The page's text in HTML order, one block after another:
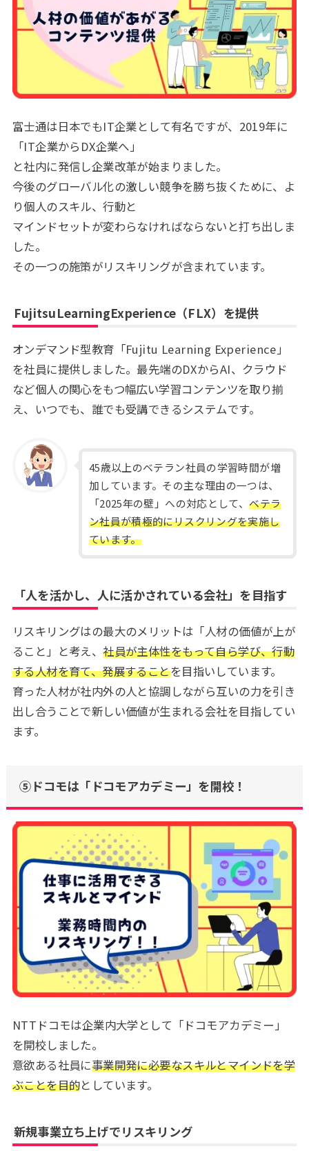
富士通は日本でもIT企業として有名ですが、2019年に
「IT企業からDX企業へ」
と社内に発信し企業改革が始まりました。
今後のグローバル化の激しい競争を勝ち抜くために、よ
り個人のスキル、行動と
マインドセットが変わらなければならないと打ち出しま
した。
その一つの施策がリスキリングが含まれています。
FujitsuLearningExperience（FLX）を提供
オンデマンド型教育「Fujitu Learning Experience」
を社員に提供しました。最先端のDXからAI、クラウド
など個人の関心をもつ幅広い学習コンテンツを取り揃
え、いつでも、誰でも受講できるシステムです。
45歳以上のベテラン社員の学習時間が増
加しています。その主な理由の一つは、
「2025年の壁」への対応として、ベテラ
ン社員が積極的にリスクリングを実施し
ています。
「人を活かし、人に活かされている会社」を目指す
リスキリングはの最大のメリットは「人材の価値が上が
ること」と考え、社員が主体性をもって自ら学び、行動
する人材を育て、発展することを目指いしています。
育った人材が社内外の人と協調しながら互いの力を引き
出し合うことで新しい価値が生まれる会社を目指してい
ます。
⑤ドコモは「ドコモアカデミー」を開校！
NTTドコモは企業内大学として「ドコモアカデミー」
を開校しました。
意欲ある社員に事業開発に必要なスキルとマインドを学
ぶことを目的としています。
新規事業立ち上げでリスキリング